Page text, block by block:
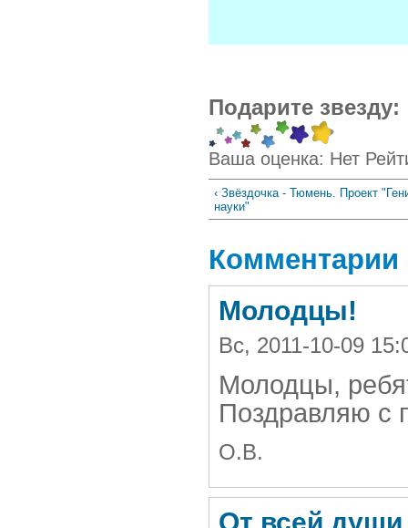
Подарите звезду:
Ваша оценка: Нет
‹ Звёздочка - Тюмень. Проект
науки"
Комментарии
Молодцы!
Вс, 2011-10-09
Молодцы,
Поздравляю с
О.В.